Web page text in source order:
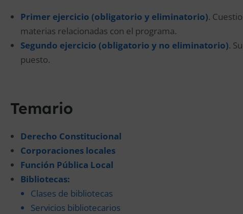
Primer ejercicio (obligatorio y eliminatorio).
materias relacionadas con el programa.
Segundo ejercicio (obligatorio y no eliminatorio).
puesto.
Temario
Derecho Constitucional
Corporaciones locales
Función Pública Local
Bibliotecas:
Clases de bibliotecas
Servicios bibliotecarios